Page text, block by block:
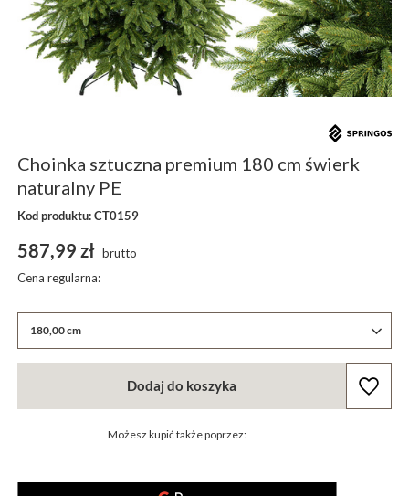
Choinka sztuczna premium 180 cm świerk
naturalny PE
Kod produktu: CT0159
180,00 cm
587,99 zł brutto
Cena regularna:
Dodaj do koszyka
Możesz kupić także poprzez: